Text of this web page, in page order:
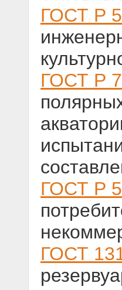
ГОСТ Р
ГОСТ Р
ГОСТ Р
ГОСТ